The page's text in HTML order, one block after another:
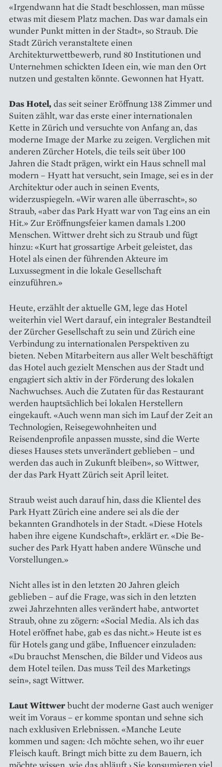
«Irgendwann hat die Stadt beschlossen, man müsse
etwas mit diesem Platz machen. Das war damals ein
wunder Punkt mitten in der Stadt», so Straub. Die
Stadt Zürich veranstaltete einen
Architekturwettbewerb, rund 80 Institutionen und
Unternehmen schickten Ideen ein, wie man den Ort
nutzen und gestalten könnte. Gewonnen hat Hyatt.
Das Hotel, das seit seiner Eröffnung 138 Zimmer und
Suiten zählt, war das erste einer internationalen
Kette in Zürich und versuchte von Anfang an, das
moderne Image der Marke zu zeigen. Verglichen mit
anderen Zürcher Hotels, die teils seit über 100
Jahren die Stadt prägen, wirkt ein Haus schnell mal
modern – Hyatt hat versucht, sein Image, sei es in der
Architektur oder auch in seinen Events,
widerzuspiegeln. «Wir waren alle überrascht», so
Straub, «aber das Park Hyatt war von Tag eins an ein
Hit.» Zur Eröffnungsfeier kamen damals 1.200
Menschen. Wittwer dreht sich zu Straub und fügt
hinzu: «Kurt hat grossartige Arbeit geleistet, das
Hotel als einen der führenden Akteure im
Luxussegment in die ­lokale Gesellschaft
einzuführen.»
Heute, erzählt der aktuelle GM, lege das Hotel
weiterhin viel Wert darauf, ein integraler Bestandteil
der Zürcher Gesellschaft zu sein und Zürich eine
Verbindung zu internationalen Perspektiven zu
bieten. Neben Mitarbeitern aus aller Welt beschäftigt
das Hotel auch gezielt Menschen aus der Stadt und
engagiert sich aktiv in der Förderung des lokalen
Nachwuchses. Auch die Zutaten für das Restaurant
werden hauptsächlich bei lokalen Herstellern
eingekauft. «Auch wenn man sich im Lauf der Zeit an
Technologien, Reisegewohnheiten und
Reisendenprofile anpassen musste, sind die Werte
dieses Hauses stets unverändert geblieben – und
werden das auch in Zukunft bleiben», so Wittwer,
der das Park Hyatt Zürich seit April leitet.
Straub weist auch darauf hin, dass die Klientel des
Park Hyatt Zürich eine andere sei als die der
bekannten Grandhotels in der Stadt. «Diese Hotels
haben ihre eigene Kundschaft», erklärt er. «Die Be­
sucher des Park Hyatt haben andere Wünsche und
Vorstellungen.»
Nicht alles ist in den letzten 20 Jahren gleich
geblieben – auf die Frage, was sich in den letzten
zwei Jahrzehnten alles verändert habe, antwortet
Straub, ohne zu zögern: «Social Media. Als ich das
Hotel eröffnet habe, gab es das nicht.» Heute ist es
für Hotels gang und gäbe, In­fluencer einzuladen:
«Du brauchst Menschen, die Bilder und Videos aus
dem Hotel teilen. Das muss Teil des Marketings
sein», sagt Wittwer.
Laut Wittwerbucht der moderne Gast auch weniger
weit im ­Voraus – er komme spontan und sehne sich
nach exklusiven Erlebnissen. «Manche Leute
kommen und sagen: ‹Ich möchte sehen, wo ihr euer
Fleisch kauft. Bringt mich bitte zu dem Bauern, ich
möchte wissen, wie das abläuft.› Sie konsumieren viel